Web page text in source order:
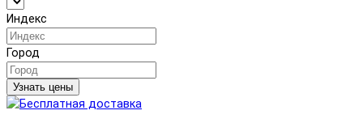
Индекс
Город
Узнать цены